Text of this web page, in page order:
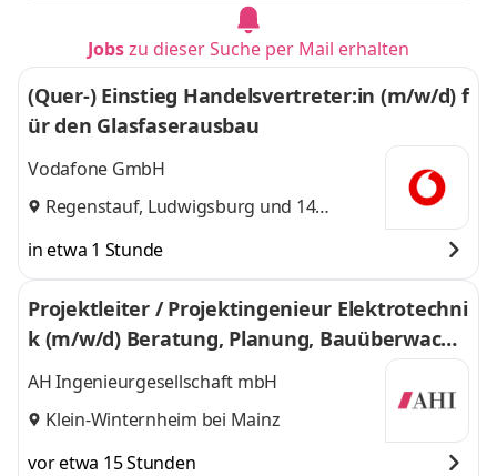
Jobszu dieser Suche per Mail erhalten
(Quer-) Einstieg Handelsvertreter:in (m/w/d) f
ür den Glasfaserausbau
Vodafone GmbH
Regenstauf, Ludwigsburg und 14
in etwa 1 Stunde
Projektleiter / Projektingenieur Elektrotechni
k (m/w/d) Beratung, Planung, Bauüberwachu
ng von Stark- und/oder Schwachstromanlage
AH Ingenieurgesellschaft mbH
Klein-Winternheim bei Mainz
vor etwa 15 Stunden